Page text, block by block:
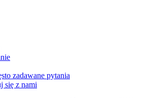
zadawane pytania
się z nami